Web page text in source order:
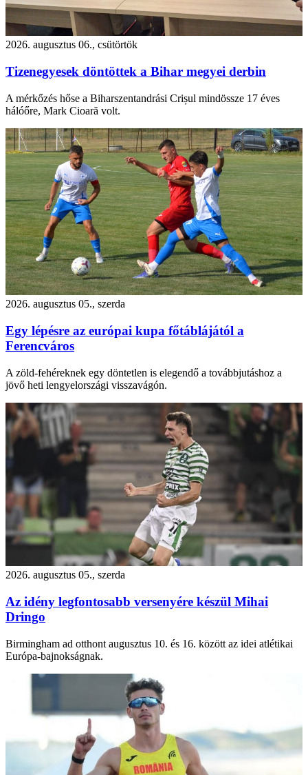
2026. augusztus 06., csütörtök
Tizenegyesek döntöttek a Bihar megyei derbin
A mérkőzés hőse a Biharszentandrási Crișul mindössze 17 éves
hálóőre, Mark Cioară volt.
2026. augusztus 05., szerda
Egy lépésre az európai kupa főtáblájától a
Ferencváros
A zöld-fehéreknek egy döntetlen is elegendő a továbbjutáshoz a
jövő heti lengyelországi visszavágón.
2026. augusztus 05., szerda
Az idény legfontosabb versenyére készül Mihai
Dringo
Birmingham ad otthont augusztus 10. és 16. között az idei atlétikai
Európa-bajnokságnak.